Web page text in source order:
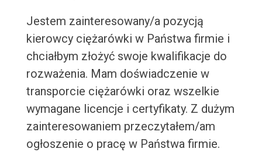
Jestem zainteresowany/a pozycją
kierowcy ciężarówki w Państwa firmie i
chciałbym złożyć swoje kwalifikacje do
rozważenia. Mam doświadczenie w
transporcie ciężarówki oraz wszelkie
wymagane licencje i certyfikaty. Z dużym
zainteresowaniem przeczytałem/am
ogłoszenie o pracę w Państwa firmie.